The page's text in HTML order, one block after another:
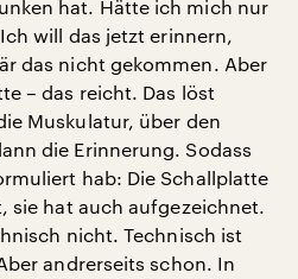
hat. Hätte ich mich nur
will das jetzt erinnern,
das nicht gekommen. Aber
– das reicht. Das löst
Muskulatur, über den
die Erinnerung. Sodass
hab: Die Schallplatte
sie hat auch aufgezeichnet.
nicht. Technisch ist
andrerseits schon. In